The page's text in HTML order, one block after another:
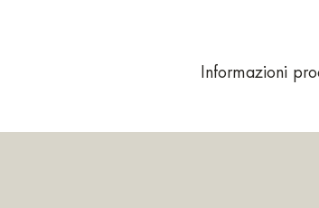
Informazioni